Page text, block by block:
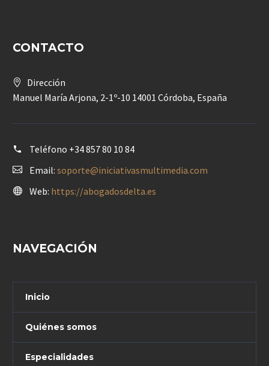
CONTACTO
Dirección
Manuel María Arjona, 2-1º-10 14001 Córdoba, España
Teléfono +34 857 80 10 84
Email: soporte@iniciativasmultimedia.com
Web: https://abogadosdelta.es
NAVEGACIÓN
Inicio
Quiénes somos
Especialidades